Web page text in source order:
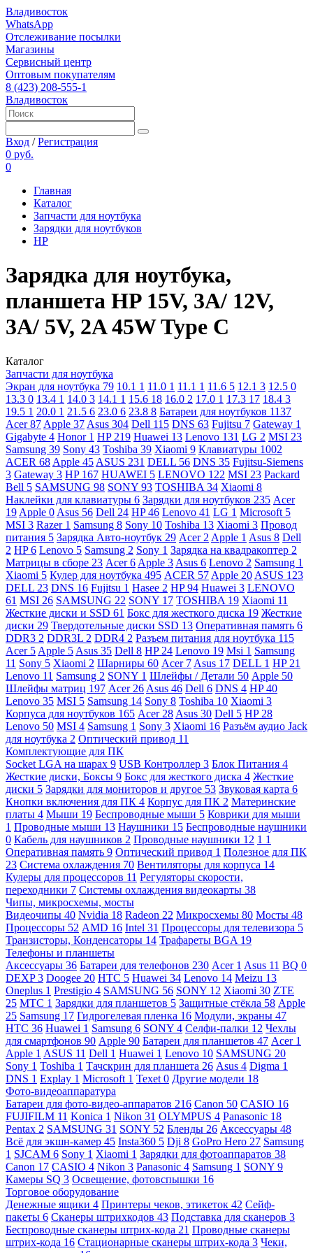
Владивосток
WhatsApp
Отслеживание посылки
Магазины
Сервисный центр
Оптовым покупателям
8 (423) 208-555-1
Владивосток
Вход /Регистрация
0 руб.
0
Главная
Каталог
Запчасти для ноутбука
Зарядки для ноутбуков
HP
Зарядка для ноутбука,
планшета HP 15V, 3A/ 12V,
3A/ 5V, 2A 45W Type C
Каталог
Запчасти для ноутбука
Экран для ноутбука 79 10.1 1 11.0 1 11.1 1 11.6 5 12.1 3 12.5 0
13.3 0 13.4 1 14.0 3 14.1 1 15.6 18 16.0 2 17.0 1 17.3 17 18.4 3
19.5 1 20.0 1 21.5 6 23.0 6 23.8 8 Батареи для ноутбуков 1137
Acer87 Apple 37 Asus 304 Dell 115 DNS 63 Fujitsu 7 Gateway 1
Gigabyte 4 Honor 1 HP 219 Huawei 13 Lenovo 131 LG 2 MSI 23
Samsung 39 Sony 43 Toshiba 39 Xiaomi 9 Клавиатуры 1002
ACER 68 Apple 45 ASUS 231 DELL 56 DNS 35 Fujitsu-Siemens
3 Gateway 3 HP 167 HUAWEI 5 LENOVO 122 MSI 23 Packard
Bell 5 SAMSUNG 98 SONY 93 TOSHIBA 34 Xiaomi 8
Наклейки для клавиатуры 6 Зарядки для ноутбуков 235 Acer
19 Apple 0 Asus 56 Dell 24 HP46 Lenovo 41 LG 1 Microsoft 5
MSI 3 Razer 1 Samsung 8 Sony 10 Toshiba 13 Xiaomi 3 Провод
питания 5 Зарядка Авто-ноутбук 29 Acer 2 Apple 1 Asus 8 Dell
2 HP6 Lenovo 5 Samsung 2 Sony 1 Зарядка на квадракоптер 2
Матрицы в сборе 23 Acer6 Apple 3 Asus 6 Lenovo 2 Samsung 1
Xiaomi 5 Кулер для ноутбука 495 ACER 57 Apple 20 ASUS 123
DELL 23 DNS 16 Fujitsu 1 Hasee 2 HP94 Huawei 3 LENOVO
61 MSI 26 SAMSUNG 22 SONY 17 TOSHIBA 19 Xiaomi 11
Жесткие диски и SSD 61 Бокс для жесткого диска 19 Жесткие
диски 29 Твердотельные диски SSD 13 Оперативная память 6
DDR3 2 DDR3L 2 DDR4 2 Разъем питания для ноутбука 115
Acer 5 Apple 5 Asus 35 Dell 8 HP 24 Lenovo 19 Msi 1 Samsung
11 Sony 5 Xiaomi 2 Шарниры 60 Acer 7 Asus 17 DELL 1 HP 21
Lenovo 11 Samsung 2 SONY 1 Шлейфы / Детали 50 Apple 50
Шлейфы матриц 197 Acer 26 Asus 46 Dell 6 DNS 4 HP40
Lenovo 35 MSI 5 Samsung 14 Sony 8 Toshiba 10 Xiaomi 3
Корпуса для ноутбуков 165 Acer 28 Asus 30 Dell 5 HP 28
Lenovo 50 MSI 4 Samsung 1 Sony 3 Xiaomi 16 Разъём аудио Jack
для ноутбука 2 Оптический привод 11
Комплектующие для ПК
Socket LGA на шарах 9 USB Контроллер 3 Блок Питания 4
Жесткие диски, Боксы 9 Бокс для жесткого диска 4 Жесткие
диски 5 Зарядки для мониторов и другое 53 Звуковая карта 6
Кнопки включения для ПК 4 Корпус для ПК 2 Материнские
платы 4 Мыши 19 Беспроводные мыши 5 Коврики для мыши
1 Проводные мыши 13 Наушники 15 Беспроводные наушники
0 Кабель для наушников 2 Проводные наушники 12 1 1
Оперативная память 9 Оптический привод 1 Полезное для ПК
23 Система охлаждения 70 Вентиляторы для корпуса 14
Кулеры для процессоров 11 Регуляторы скорости,
переходники 7 Системы охлаждения видеокарты 38
Чипы, микросхемы, мосты
Видеочипы 40 Nvidia 18 Radeon 22 Микросхемы 80 Мосты 48
Процессоры 52 AMD 16 Intel 31 Процессоры для телевизора 5
Транзисторы, Конденсаторы 14 Трафареты BGA 19
Телефоны и планшеты
Аксессуары 36 Батареи для телефонов 230 Acer 1 Asus 11 BQ 0
DEXP3 Doogee 20 HTC 5 Huawei 34 Lenovo 14 Meizu 13
Oneplus 1 Prestigio 4 SAMSUNG 56 SONY 12 Xiaomi 30 ZTE
25 МТС 1 Зарядки для планшетов 5 Защитные стёкла 58 Apple
25 Samsung 17 Гидрогелевая пленка 16 Модули, экраны 47
HTC 36 Huawei 1 Samsung 6 SONY 4 Селфи-палки 12 Чехлы
для смартфонов 90 Apple 90 Батареи для планшетов 47 Acer 1
Apple 1 ASUS 11 Dell 1 Huawei 1 Lenovo 10 SAMSUNG 20
Sony 1 Toshiba 1 Тачскрин для планшета 26 Asus 4 Digma 1
DNS 1 Explay 1 Microsoft 1 Texet 0 Другие модели 18
Фото-видеоаппаратура
Батареи для фото-видео-аппаратов 216 Canon 50 CASIO 16
FUJIFILM 11 Konica 1 Nikon 31 OLYMPUS 4 Panasonic 18
Pentax 2 SAMSUNG 31 SONY 52 Бленды 26 Аксессуары 48
Всё для экшн-камер 45 Insta360 5 Dji 8 GoPro Hero 27 Samsung
1 SJCAM 6 Sony 1 Xiaomi 1 Зарядки для фотоаппаратов 38
Canon 17 CASIO 4 Nikon 3 Panasonic 4 Samsung 1 SONY 9
Камеры SQ 3 Освещение, фотовспышки 16
Торговое оборудование
Денежные ящики 4 Принтеры чеков, этикеток 42 Сейф-
пакеты 6 Сканеры штрихкодов 43 Подставка для сканеров 3
Беспроводные сканеры штрих-кода 21 Проводные сканеры
штрих-кода 16 Стационарные сканеры штрих-кода 3 Чеки,